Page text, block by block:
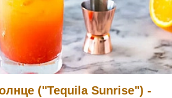
("Tequila Sunrise") -